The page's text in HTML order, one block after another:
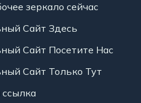
зеркало сейчас
Сайт Здесь
Сайт Посетите Нас
Сайт Только Тут
ссылка